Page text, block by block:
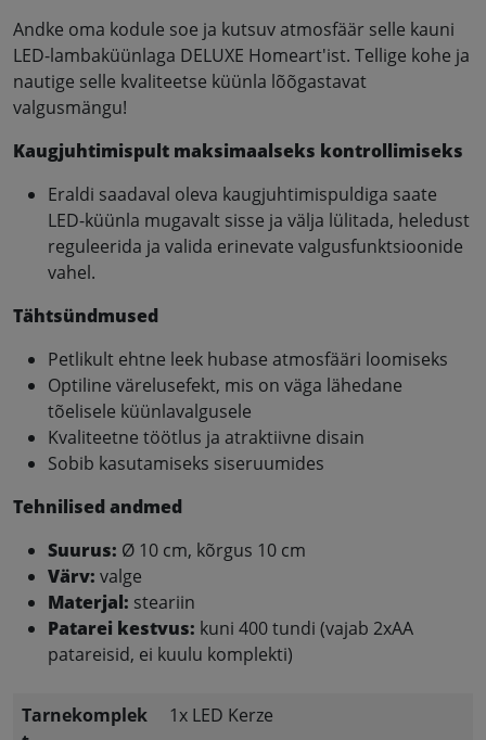
Andke oma kodule soe ja kutsuv atmosfäär selle kauni
LED-lambaküünlaga DELUXE Homeart'ist. Tellige kohe ja
nautige selle kvaliteetse küünla lõõgastavat
valgusmängu!
Kaugjuhtimispult maksimaalseks kontrollimiseks
Eraldi saadaval oleva kaugjuhtimispuldiga saate
LED-küünla mugavalt sisse ja välja lülitada, heledust
reguleerida ja valida erinevate valgusfunktsioonide
vahel.
Tähtsündmused
Petlikult ehtne leek hubase atmosfääri loomiseks
Optiline värelusefekt, mis on väga lähedane
tõelisele küünlavalgusele
Kvaliteetne töötlus ja atraktiivne disain
Sobib kasutamiseks siseruumides
Tehnilised andmed
Suurus: Ø 10 cm, kõrgus 10 cm
Värv: valge
Materjal: steariin
Patarei kestvus: kuni 400 tundi (vajab 2xAA
patareisid, ei kuulu komplekti)
Tarnekomplek
1x LED Kerze